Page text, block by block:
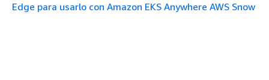
Edge para usarlo con Amazon EKS Anywhere AWS Snow